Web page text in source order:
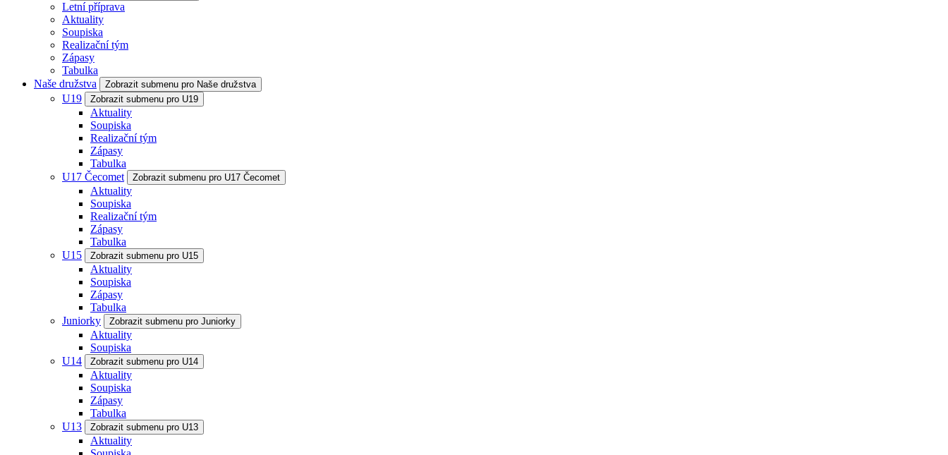
Letní příprava
Aktuality
Soupiska
Realizační tým
Zápasy
Tabulka
Naše družstva
Zobrazit submenu pro Naše družstva
U19 Zobrazit submenu pro U19
Aktuality
Soupiska
Realizační tým
Zápasy
Tabulka
U17 Čecomet
Zobrazit submenu pro U17 Čecomet
Aktuality
Soupiska
Realizační tým
Zápasy
Tabulka
U15
Zobrazit submenu pro U15
Aktuality
Soupiska
Zápasy
Tabulka
Juniorky
Zobrazit submenu pro Juniorky
Aktuality
Soupiska
U14
Zobrazit submenu pro U14
Aktuality
Soupiska
Zápasy
Tabulka
U13
Zobrazit submenu pro U13
Aktuality